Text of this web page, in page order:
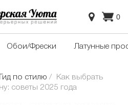
0
Обои/Фрески Латунные
Гид по стилю
Как выбрать
советы 2025 года